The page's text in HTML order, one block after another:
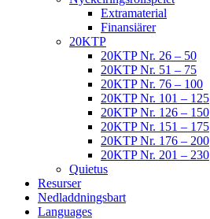
Extramaterial
Finansiärer
20KTP
20KTP Nr. 26 – 50
20KTP Nr. 51 – 75
20KTP Nr. 76 – 100
20KTP Nr. 101 – 125
20KTP Nr. 126 – 150
20KTP Nr. 151 – 175
20KTP Nr. 176 – 200
20KTP Nr. 201 – 230
Quietus
Resurser
Nedladdningsbart
Languages